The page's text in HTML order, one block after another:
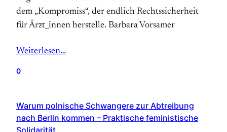
dem „Kompromiss“, der endlich Rechtssicherheit
für Ärzt_innen herstelle. Barbara Vorsamer
Weiterlesen…
0
Warum polnische Schwangere zur Abtreibung
nach Berlin kommen – Praktische feministische
Solidarität